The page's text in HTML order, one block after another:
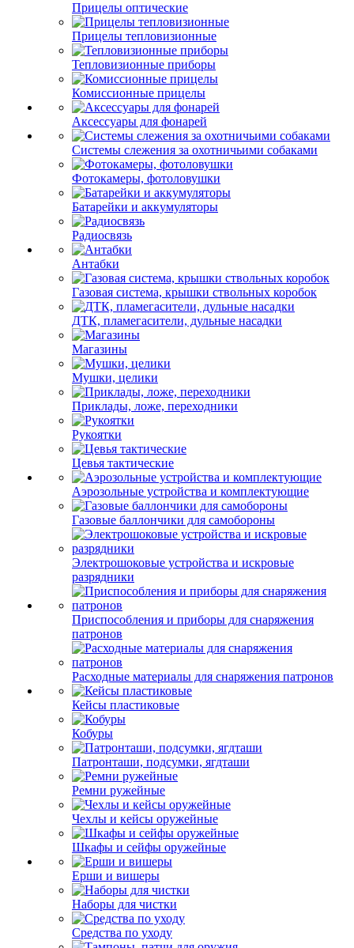
Прицелы оптические
Прицелы тепловизионные
Тепловизионные приборы
Комиссионные прицелы
Аксессуары для фонарей
Системы слежения за охотничьими собаками
Фотокамеры, фотоловушки
Батарейки и аккумуляторы
Радиосвязь
Антабки
Газовая система, крышки ствольных коробок
ДТК, пламегасители, дульные насадки
Магазины
Мушки, целики
Приклады, ложе, переходники
Рукоятки
Цевья тактические
Аэрозольные устройства и комплектующие
Газовые баллончики для самобороны
Электрошоковые устройства и искровые
разрядники
Приспособления и приборы для снаряжения
патронов
Расходные материалы для снаряжения патронов
Кейсы пластиковые
Кобуры
Патронташи, подсумки, ягдташи
Ремни ружейные
Чехлы и кейсы оружейные
Шкафы и сейфы оружейные
Ерши и вишеры
Наборы для чистки
Средства по уходу